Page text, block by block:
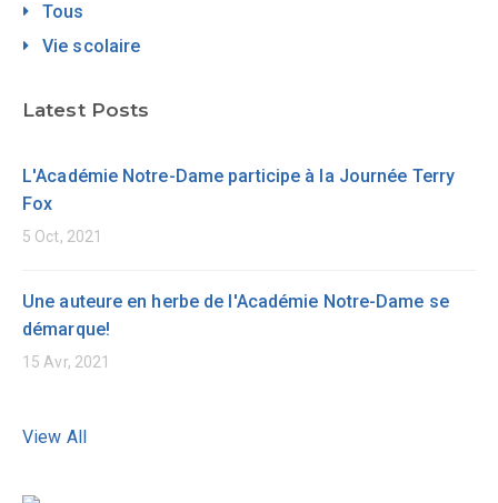
Tous
Vie scolaire
Latest Posts
L'Académie Notre-Dame participe à la Journée Terry
Fox
5 Oct, 2021
Une auteure en herbe de l'Académie Notre-Dame se
démarque!
15 Avr, 2021
View All